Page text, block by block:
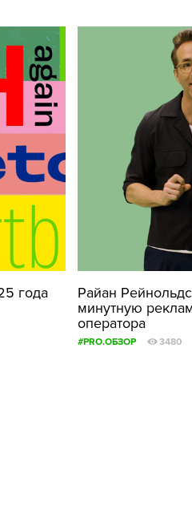
года
Райан
минутную
оператора
#PRO.ОБЗОР 3480